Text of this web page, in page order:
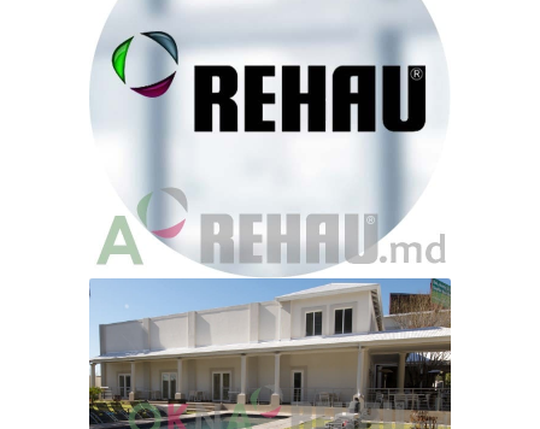
Rehau Producție
nu exista text in limba romina
Citeste mai departe